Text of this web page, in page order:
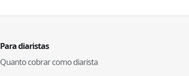
Para diaristas
Quanto cobrar como diarista